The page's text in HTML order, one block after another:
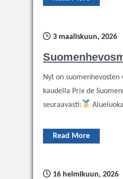
3 maaliskuun, 2026
Nyt on suomenhevosten
kaudella Prix de
seuraavasti:
Read More
16 helmikuun, 2026